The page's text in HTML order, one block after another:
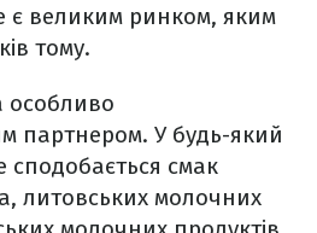
є великим ринком, яким
тому.
особливо
партнером. У будь-який
сподобається смак
, литовських молочних